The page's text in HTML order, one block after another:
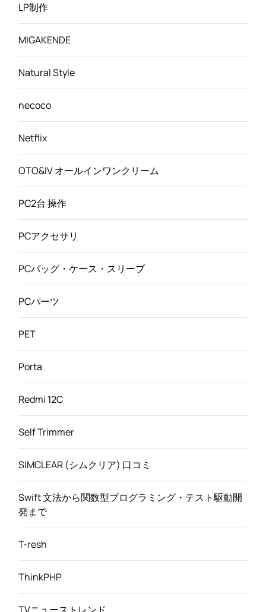
LP制作
MIGAKENDE
Natural Style
necoco
Netflix
OTO&IV オールインワンクリーム
PC2台 操作
PCアクセサリ
PCバッグ・ケース・スリーブ
PCパーツ
PET
Porta
Redmi 12C
Self Trimmer
SIMCLEAR (シムクリア) 口コミ
Swift 文法から関数型プログラミング・テスト駆動開
発まで
T-resh
ThinkPHP